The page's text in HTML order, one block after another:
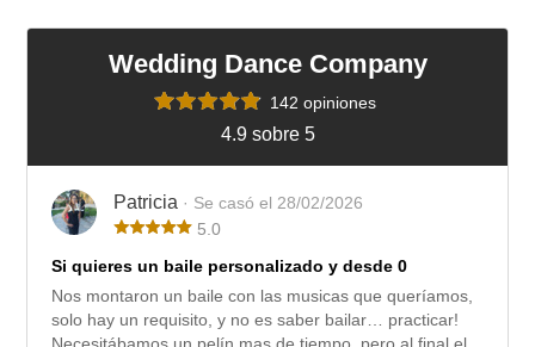
Wedding Dance Company
142 opiniones
4.9 sobre 5
Patricia · Se casó el 28/02/2026
5.0
Si quieres un baile personalizado y desde 0
Nos montaron un baile con las musicas que queríamos,
solo hay un requisito, y no es saber bailar… practicar!